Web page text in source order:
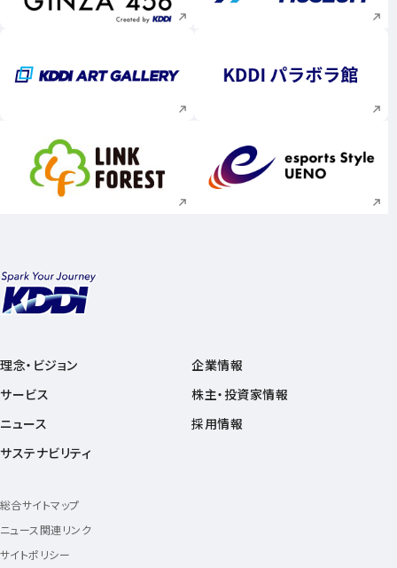
新規ウィンドウで開く 新規ウィンドウで
新規ウィンドウで開く 新規ウィンドウで
理念・ビジョン
サービス
ニュース
サステナビリティ
企業情報
株主・投資家情報
採用情報
総合サイトマップ
ニュース関連リンク
サイトポリシー